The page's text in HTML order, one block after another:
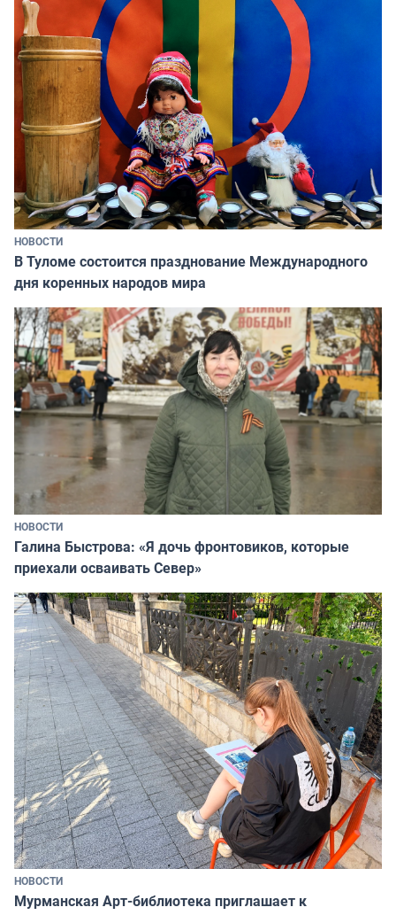
НОВОСТИ
В Туломе состоится празднование Международного
дня коренных народов мира
НОВОСТИ
Галина Быстрова: «Я дочь фронтовиков, которые
приехали осваивать Север»
НОВОСТИ
Мурманская Арт-библиотека приглашает к